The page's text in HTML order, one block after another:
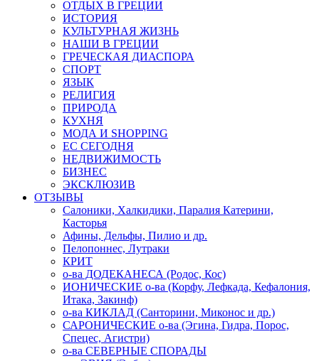
ОТДЫХ В ГРЕЦИИ
ИСТОРИЯ
КУЛЬТУРНАЯ ЖИЗНЬ
НАШИ В ГРЕЦИИ
ГРЕЧЕСКАЯ ДИАСПОРА
СПОРТ
ЯЗЫК
РЕЛИГИЯ
ПРИРОДА
КУХНЯ
МОДА И SHOPPING
ЕС СЕГОДНЯ
НЕДВИЖИМОСТЬ
БИЗНЕС
ЭКСКЛЮЗИВ
ОТЗЫВЫ
Салоники, Халкидики, Паралия Катерини,
Касторья
Афины, Дельфы, Пилио и др.
Пелопоннес, Лутраки
КРИТ
о-ва ДОДЕКАНЕСА (Родос, Кос)
ИОНИЧЕСКИЕ о-ва (Корфу, Лефкада, Кефалония,
Итака, Закинф)
о-ва КИКЛАД (Санторини, Миконос и др.)
САРОНИЧЕСКИЕ о-ва (Эгина, Гидра, Порос,
Спецес, Агистри)
о-ва СЕВЕРНЫЕ СПОРАДЫ